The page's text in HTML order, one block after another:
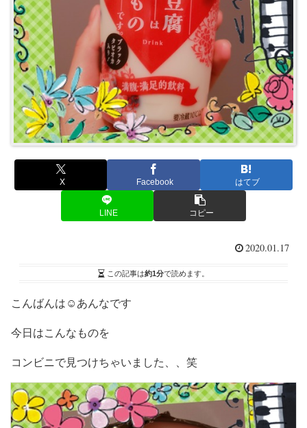
X Facebook はてブ
LINE コピー
2020.01.17
この記事は約1分で読めます。
こんばんは☺️あんなです
今日はこんなものを
コンビニで見つけちゃいました、、笑